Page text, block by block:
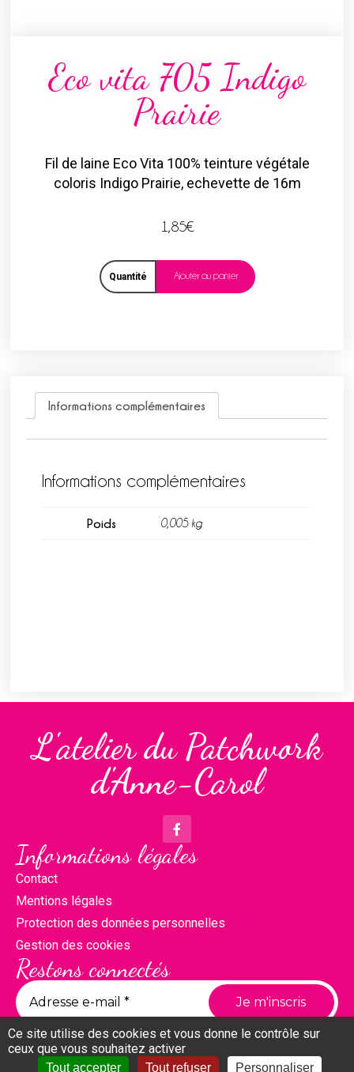
Eco vita 705 Indigo
Prairie
Fil de laine Eco Vita 100% teinture végétale
coloris Indigo Prairie, echevette de 16m
1,85€
Quantité Ajouter au panier
Informations complémentaires
Informations complémentaires
Poids 0,005 kg
L'atelier du Patchwork
d'Anne-Carol
Informations légales
Contact
Mentions légales
Protection des données personnelles
Gestion des cookies
Restons connectés
Ce site utilise des cookies et vous donne le contrôle sur
ceux que vous souhaitez activer
Tout accepter Tout refuser Personnaliser